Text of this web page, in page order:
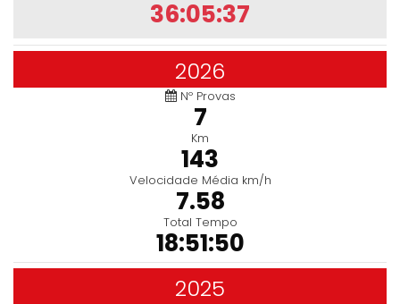
36:05:37
2026
Nº Provas
7
Km
143
Velocidade Média km/h
7.58
Total Tempo
18:51:50
2025